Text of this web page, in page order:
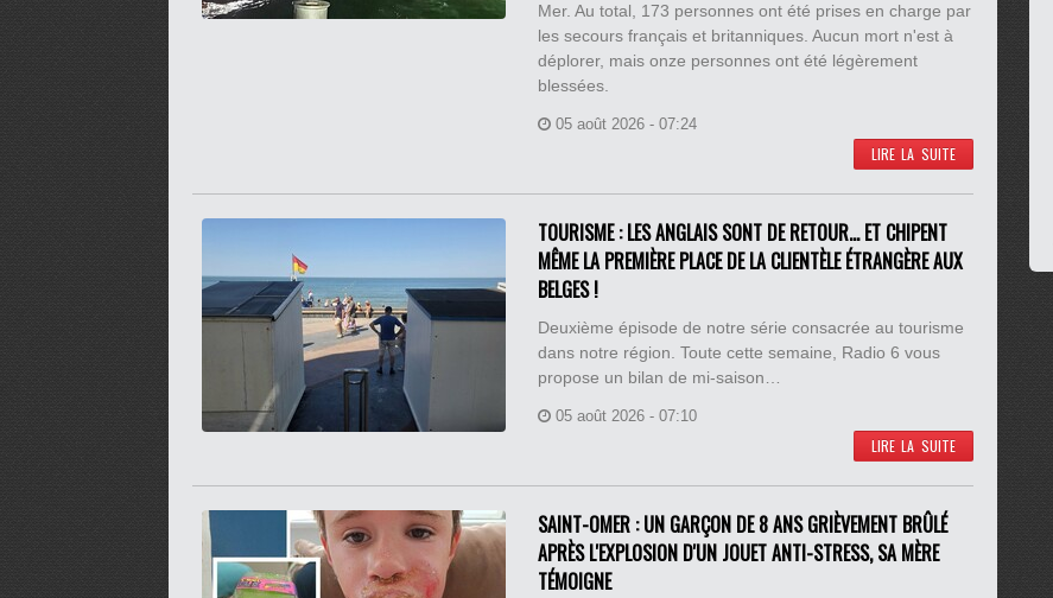
Mer. Au total, 173 personnes ont été prises en charge par
les secours français et britanniques. Aucun mort n'est à
déplorer, mais onze personnes ont été légèrement
blessées.
05 août 2026 - 07:24
LIRE LA SUITE
TOURISME : LES ANGLAIS SONT DE RETOUR... ET CHIPENT
MÊME LA PREMIÈRE PLACE DE LA CLIENTÈLE ÉTRANGÈRE AUX
BELGES !
Deuxième épisode de notre série consacrée au tourisme
dans notre région. Toute cette semaine, Radio 6 vous
propose un bilan de mi-saison…
05 août 2026 - 07:10
LIRE LA SUITE
SAINT-OMER : UN GARÇON DE 8 ANS GRIÈVEMENT BRÛLÉ
APRÈS L'EXPLOSION D'UN JOUET ANTI-STRESS, SA MÈRE
TÉMOIGNE